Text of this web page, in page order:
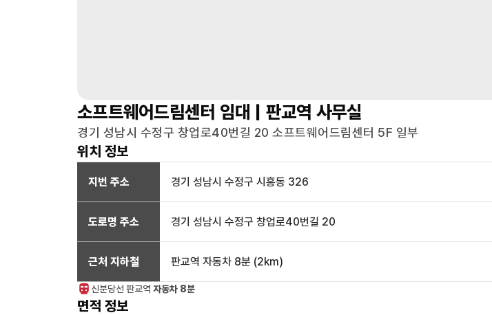
소프트웨어드림센터 임대 | 판교역 사무실
경기 성남시 수정구 창업로40번길 20 소프트웨어드림센터 5F 일부
위치 정보
지번 주소 경기 성남시 수정구 시흥동 326
도로명 주소 경기 성남시 수정구 창업로40번길 20
근처 지하철 판교역 자동차 8분 (2km)
신분당선 판교역 자동차 8분
면적 정보